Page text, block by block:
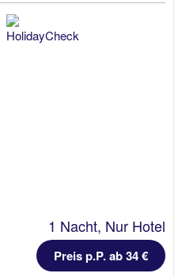
1 Nacht, Nur Hotel
Preis p.P. ab 34 €